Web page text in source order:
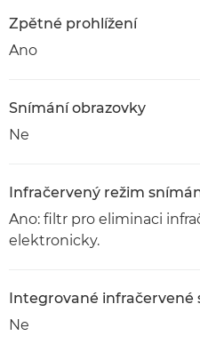
Zpětné prohlížení
Ano
Snímání obrazovky
Ne
Infračervený režim
Ano: filtr pro eliminaci
elektronicky.
Integrované infračervené
Ne